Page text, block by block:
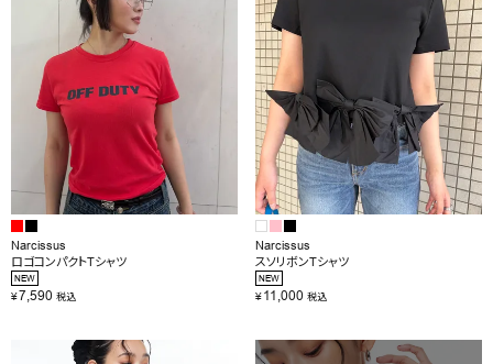
Narcissus
ロゴコンパクトTシャツ
NEW
¥7,590 税込
Narcissus
スソリボンTシャツ
NEW
¥11,000 税込